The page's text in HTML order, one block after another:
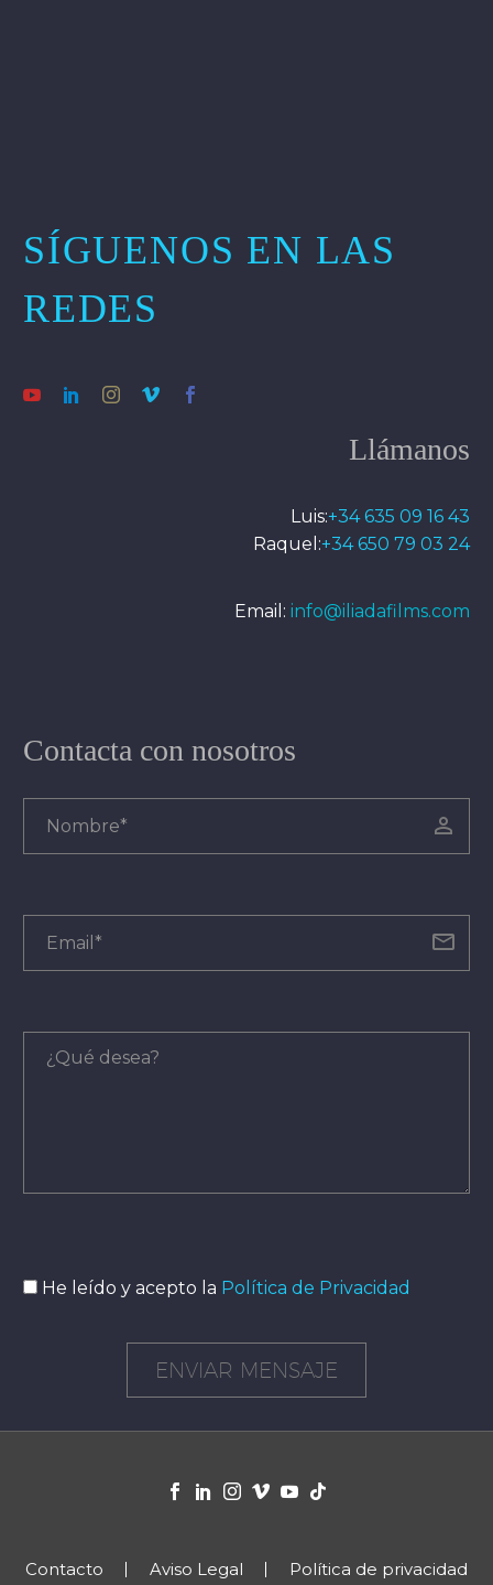
SÍGUENOS EN LAS
REDES
Llámanos
Luis:+34 635 09 16 43
Raquel:+34 650 79 03 24
Email: info@iliadafilms.com
Contacta con nosotros
He leído y acepto la Política de Privacidad
Contacto Aviso Legal Política de privacidad